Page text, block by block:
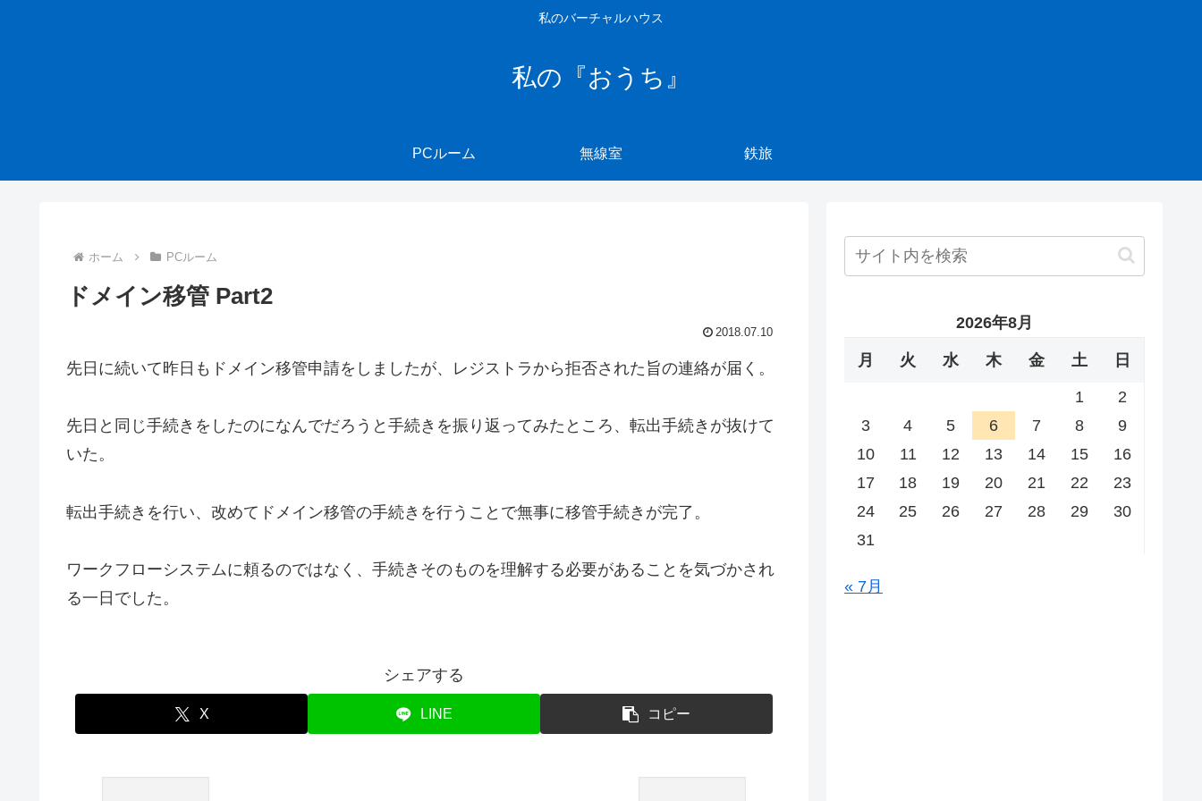
私のバーチャルハウス
私の『おうち』
PCルーム 無線室 鉄旅
ホーム PCルーム
ドメイン移管 Part2
2018.07.10
先日に続いて昨日もドメイン移管申請をしましたが、レジストラから拒否された旨の連絡が届く。
先日と同じ手続きをしたのになんでだろうと手続きを振り返ってみたところ、転出手続きが抜けて
いた。
転出手続きを行い、改めてドメイン移管の手続きを行うことで無事に移管手続きが完了。
ワークフローシステムに頼るのではなく、手続きそのものを理解する必要があることを気づかされ
る一日でした。
シェアする
X LINE コピー
2026年8月
月 火 水 木 金 土 日
1
2
3
4 5 6 7 8
9
10
11 12 13 14 15
16
17
18 19 20 21 22
23
24
25 26 27 28 29
30
31
« 7月